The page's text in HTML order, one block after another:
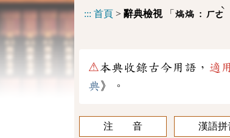
::: 首頁 > 辭典檢視「 熇熇 : ㄏㄜ
ˋ
⚠本典收錄古今用語， 適
典》。
注 音 漢語拼